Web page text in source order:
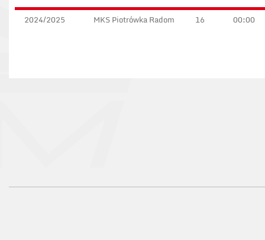
2024/2025 MKS Piotrówka Radom 16 00:00